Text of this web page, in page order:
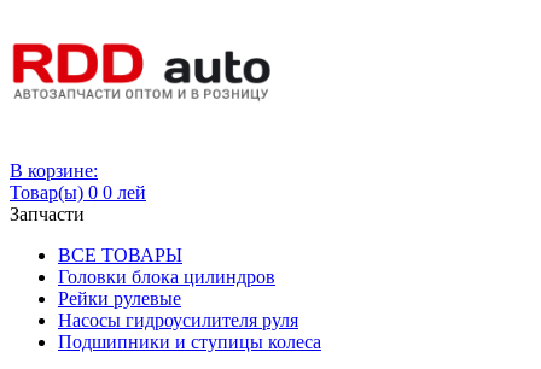
В корзине:
Товар(ы) 0 0 лей
Запчасти
ВСЕ ТОВАРЫ
Головки блока цилиндров
Рейки рулевые
Насосы гидроусилителя руля
Подшипники и ступицы колеса